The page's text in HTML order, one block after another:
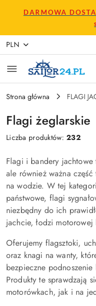
Przejdź do treści
Przejdź do
Przejdź do moje
Przejdź do menu
Przejdź do stopki
DARMOWA
PLN
Strona główna FLAGI
Flagi żeglarskie
Liczba produktów:232
Flagi i bandery
ale również ważna
na wodzie. W tej
państwowe, flagi
niezbędny do ich
jachcie, łodzi
Oferujemy flagsztoki,
oraz knagi na wanty,
bezpieczne
Produkty te sprawdzają
motorówkach, jak i na